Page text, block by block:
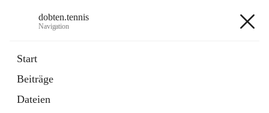
dobten.tennis
Navigation
Start
Beiträge
DateienExterne Webseite
in